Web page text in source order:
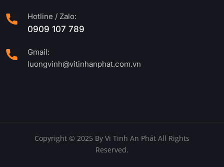
Hotline / Zalo:
0909 107 789
Gmail:
luongvinh@vitinhanphat.com.vn
Copyright © 2025 By Vi Tinh An Phát All Rights
Reserved.